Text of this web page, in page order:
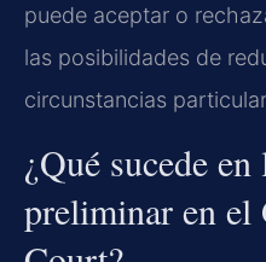
puede aceptar o
las posibilidades de
circunstancias
¿Qué sucede
preliminar en